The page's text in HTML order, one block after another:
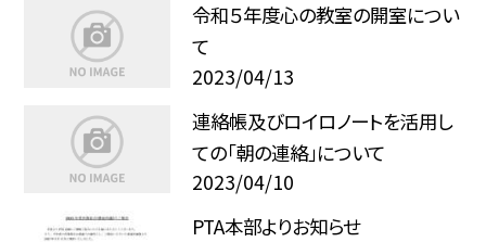
令和５年度心の教室の開室につい
て
2023/04/13
連絡帳及びロイロノートを活用し
ての「朝の連絡」について
2023/04/10
PTA本部よりお知らせ